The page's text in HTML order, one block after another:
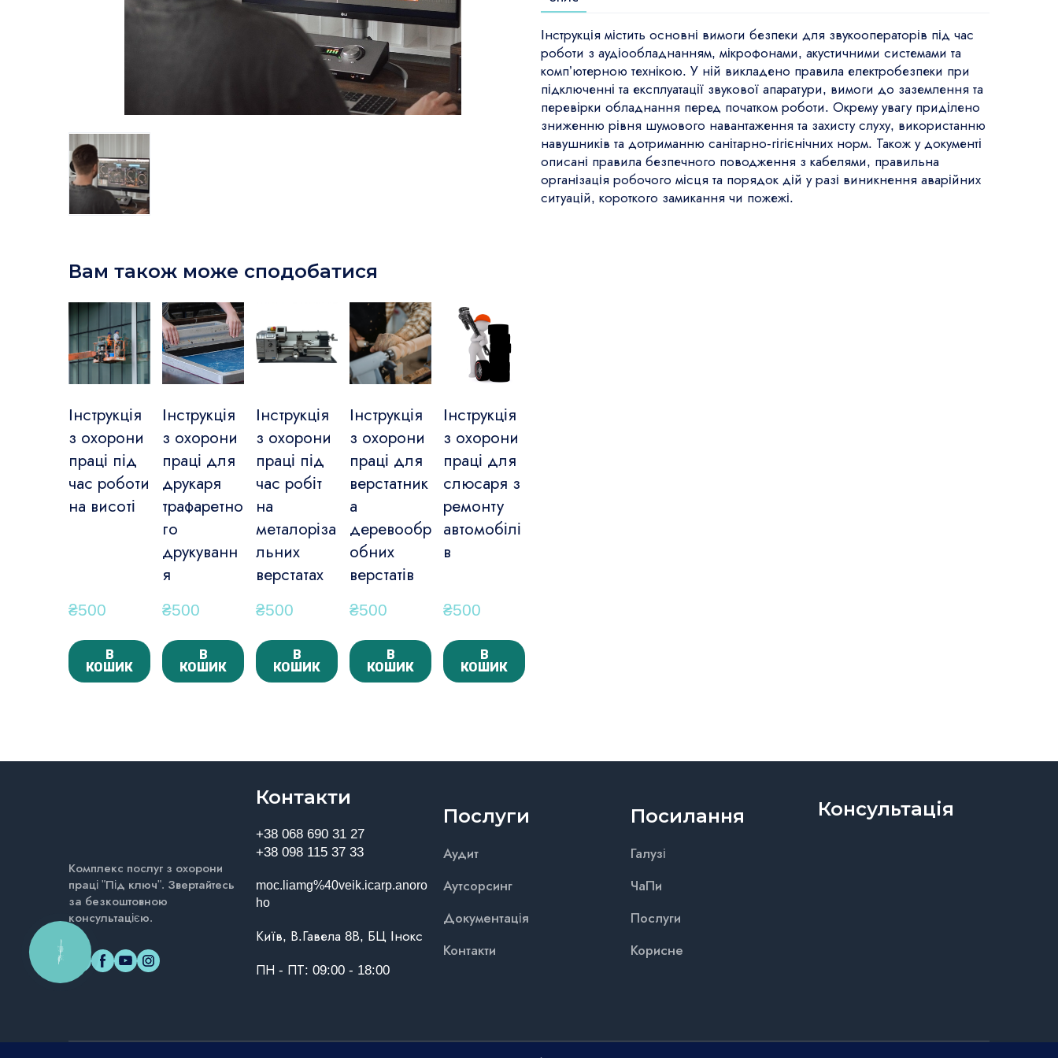
Інструкція містить основні вимоги безпеки для звукооператорів під час
роботи з аудіообладнанням, мікрофонами, акустичними системами та
комп’ютерною технікою. У ній викладено правила електробезпеки при
підключенні та експлуатації звукової апаратури, вимоги до заземлення та
перевірки обладнання перед початком роботи. Окрему увагу приділено
зниженню рівня шумового навантаження та захисту слуху, використанню
навушників та дотриманню санітарно-гігієнічних норм. Також у документі
описані правила безпечного поводження з кабелями, правильна
організація робочого місця та порядок дій у разі виникнення аварійних
ситуацій, короткого замикання чи пожежі.
Вам також може сподобатися
Інструкція
з охорони
праці під
час роботи
на висоті
₴500
В
КОШИК
Інструкція
з охорони
праці для
друкаря
трафаретно
го
друкуванн
я
₴500
В
КОШИК
Інструкція
з охорони
праці під
час робіт
на
металоріза
льних
верстатах
₴500
В
КОШИК
Інструкція
з охорони
праці для
верстатник
а
деревообр
обних
верстатів
₴500
В
КОШИК
Інструкція
з охорони
праці для
слюсаря з
ремонту
автомобілі
в
₴500
В
КОШИК
Комплекс послуг з охорони
праці "Під ключ". Звертайтесь
за безкоштовною
консультацією.
Контакти
+38 068 690 31 27
+38 098 115 37 33
moc.liamg%40veik.icarp.anoro
ho
Київ, В.Гавела 8В, БЦ Інокс
ПН - ПТ: 09:00 - 18:00
Послуги
Аудит
Аутсорсинг
Документація
Контакти
Посилання
Галузі
ЧаПи
Послуги
Корисне
Консультація
КНОПКА
ЗВ'ЯЗКУ